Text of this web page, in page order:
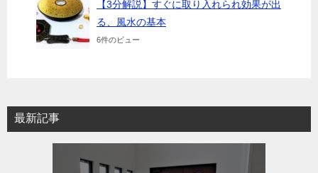
【3分解説】すぐに取り入れられ効果が出
る、風水の基本
6件のビュー
最新記事